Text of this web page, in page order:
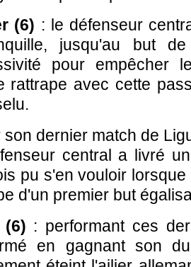
(6) : le défenseur
jusqu'au but de
pour empêcher
rattrape avec cette
son dernier match de
central a livré
pu s'en vouloir
d'un premier but
(6) : performant ces
en gagnant son